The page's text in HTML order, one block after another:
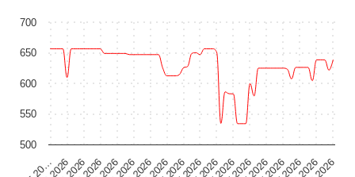
500
550
600
650
700